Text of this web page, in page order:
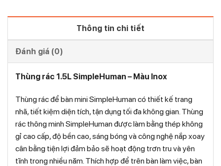
Thông tin chi tiết
Đánh giá (0)
Thùng rác 1.5L SimpleHuman – Màu Inox
Thùng rác để bàn mini SimpleHuman có thiết kế trang
nhã, tiết kiệm diện tích, tận dụng tối đa không gian. Thùng
rác thông minh SimpleHuman được làm bằng thép không
gỉ cao cấp, độ bền cao, sáng bóng và công nghệ nắp xoay
cân bằng tiện lợi đảm bảo sẽ hoạt động trơn tru và yên
tĩnh trong nhiều năm. Thích hợp để trên bàn làm việc, bàn